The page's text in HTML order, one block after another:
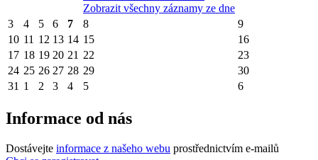
Zobrazit všechny záznamy ze dne
3
4 5 6 7 8
9
10 11 12 13 14 15
16
17 18 19 20 21 22
23
24 25 26 27 28 29
30
31 1 2 3 4 5 6
Informace od nás
Dostávejte informace z našeho webu prostřednictvím e-mailů